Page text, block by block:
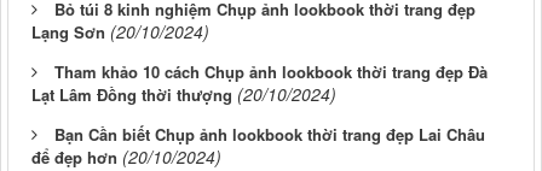
Bỏ túi 8 kinh nghiệm Chụp ảnh lookbook thời trang đẹp
Lạng Sơn (20/10/2024)
Tham khảo 10 cách Chụp ảnh lookbook thời trang đẹp Đà
Lạt Lâm Đồng thời thượng (20/10/2024)
Bạn Cần biết Chụp ảnh lookbook thời trang đẹp Lai Châu
để đẹp hơn (20/10/2024)